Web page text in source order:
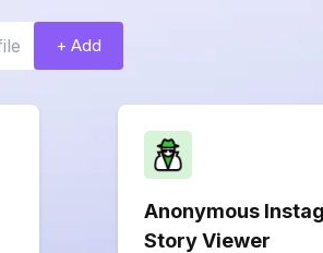
+ Add
Anonymous
Story Viewer